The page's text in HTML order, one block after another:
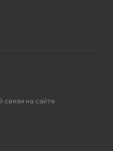
на сайте